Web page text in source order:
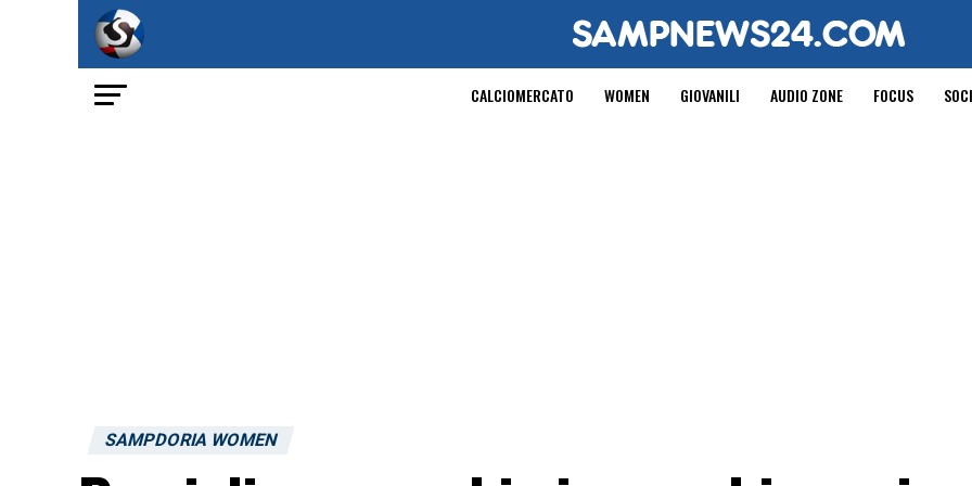
CALCIOMERCATO WOMEN GIOVANILI AUDIO ZONE FOCUS
SAMPDORIA WOMEN